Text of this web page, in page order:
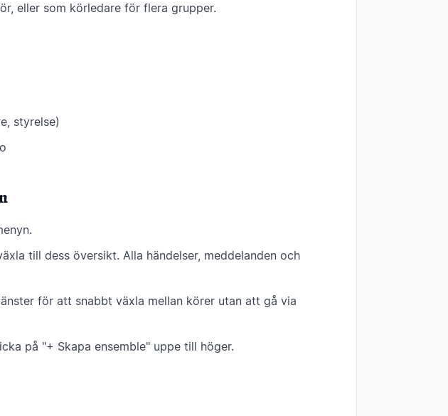
eller som körledare för flera grupper.
styrelse)
till dess översikt. Alla händelser, meddelanden och
för att snabbt växla mellan körer utan att gå via
på "+ Skapa ensemble" uppe till höger.